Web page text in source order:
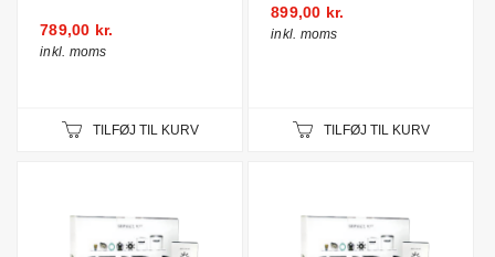
789,00 kr.
inkl. moms
TILFØJ TIL KURV
899,00 kr.
inkl. moms
TILFØJ TIL KURV